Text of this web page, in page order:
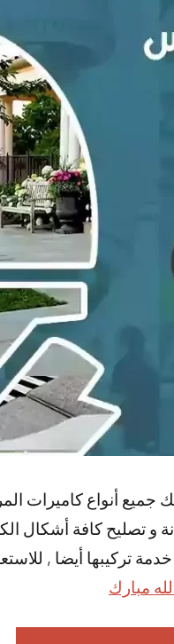
أنواع كاميرات
و تصليح كافة أشكال
تركيبها أيضا ,
مبارك